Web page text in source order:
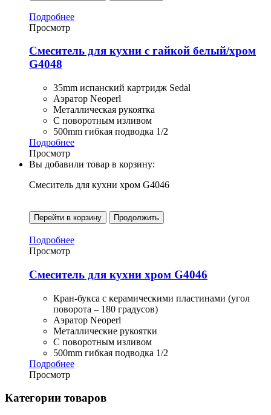
Подробнее
Просмотр
Смеситель для кухни с гайкой белый/хром
G4048
35mm испанский картридж Sedal
Аэратор Neoperl
Металлическая рукоятка
С поворотным изливом
500mm гибкая подводка 1/2
Подробнее
Просмотр
Вы добавили товар в корзину:
Смеситель для кухни хром G4046
Перейти в корзину Продолжить
Подробнее
Просмотр
Смеситель для кухни хром G4046
Кран-букса с керамическими пластинами (угол
поворота – 180 градусов)
Аэратор Neoperl
Металлические рукоятки
С поворотным изливом
500mm гибкая подводка 1/2
Подробнее
Просмотр
Категории товаров